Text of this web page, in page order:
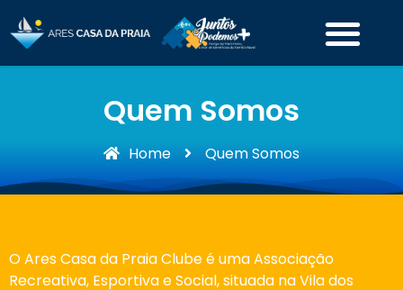
Quem Somos
Home Quem Somos
O Ares Casa da Praia Clube é uma Associação
Recreativa, Esportiva e Social, situada na Vila dos